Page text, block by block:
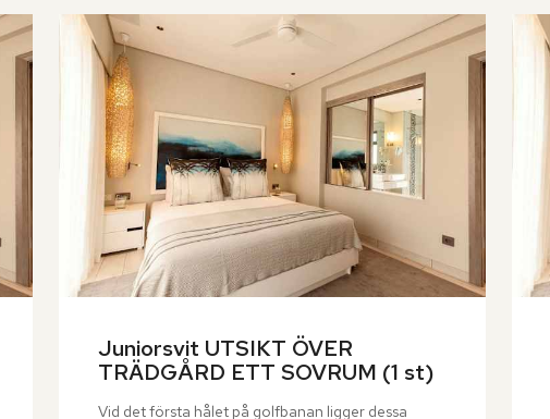
Juniorsvit UTSIKT ÖVER
TRÄDGÅRD ETT SOVRUM (1 st)
Vid det första hålet på golfbanan ligger dessa